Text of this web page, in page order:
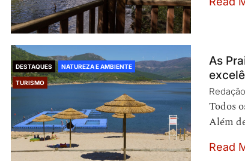
DESTAQUES NATUREZA E AMBIENTE
TURISMO
As
Redação
Todos
Além
Read